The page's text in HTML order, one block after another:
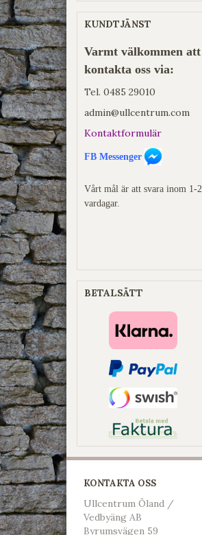
KUNDTJÄNST
Varmt välkommen att
kontakta oss via:
Tel. 0485 29010
admin@ullcentrum.com
Kontaktformulär
FB Messenger
Vårt mål är att svara inom 1-2
vardagar.
BETALSÄTT
KONTAKTA OSS
Ullcentrum Öland /
Vedbyäng AB
Byrumsvägen 59